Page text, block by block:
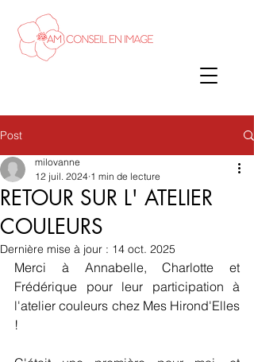
Post
RETOUR SUR L' ATELIER
COULEURS
milovanne
12 juil. 2024 1 min de lecture
Dernière mise à jour : 14 oct. 2025
Merci à Annabelle, Charlotte et
Frédérique pour leur participation à
l'atelier couleurs chez Mes Hirond'Elles
!